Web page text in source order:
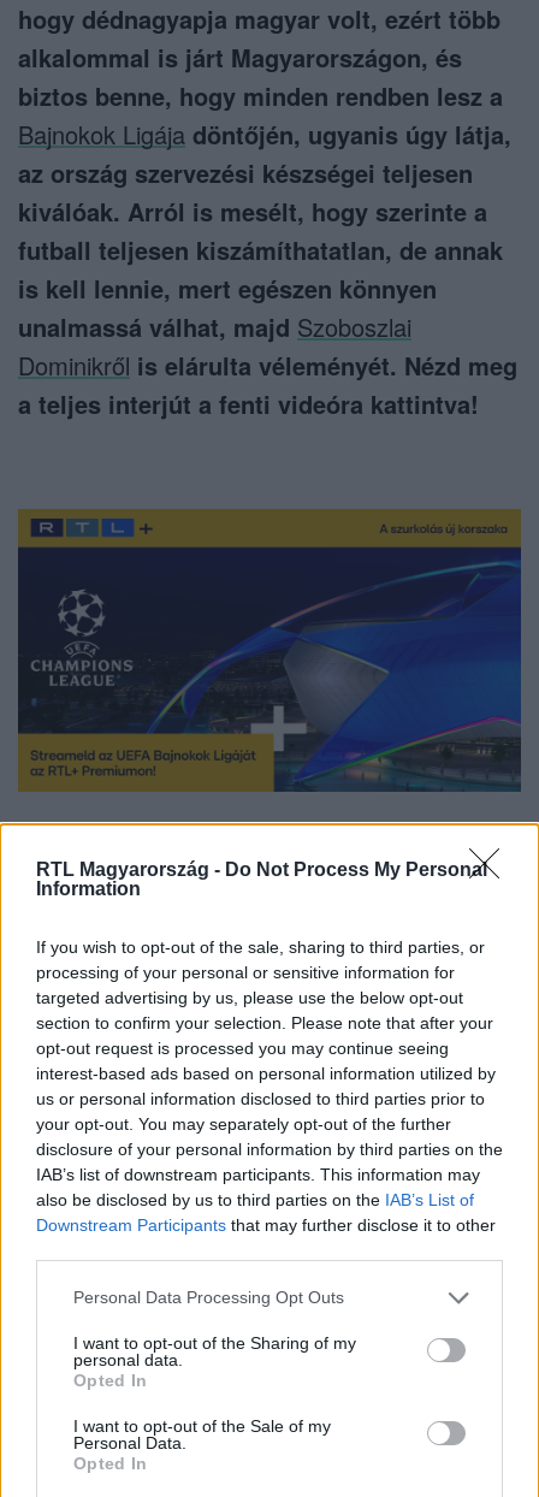
RTL Magyarország - Do Not Process My Personal
Information
If you wish to opt-out of the sale, sharing to third parties, or
processing of your personal or sensitive information for
targeted advertising by us, please use the below opt-out
section to confirm your selection. Please note that after your
opt-out request is processed you may continue seeing
interest-based ads based on personal information utilized by
us or personal information disclosed to third parties prior to
your opt-out. You may separately opt-out of the further
disclosure of your personal information by third parties on the
IAB’s list of downstream participants. This information may
also be disclosed by us to third parties on the IAB’s List of
Downstream Participants that may further disclose it to other
Please note that this website/app uses one or more Google
not limited to your visit or usage behaviour. You may click to
grant or deny consent to Google and its third-party tags to
use your data for below specified purposes in below Google
consent section.
Personal Data Processing Opt Outs
I want to opt-out of the Sharing of my
personal data.
Opted In
I want to opt-out of the Sale of my
Personal Data.
Opted In
hogy dédnagyapja magyar volt, ezért több
alkalommal is járt Magyarországon, és
biztos benne, hogy minden rendben lesz a
Bajnokok Ligája döntőjén, ugyanis úgy látja,
az ország szervezési készségei teljesen
kiválóak. Arról is mesélt, hogy szerinte a
futball teljesen kiszámíthatatlan, de annak
is kell lennie, mert egészen könnyen
unalmassá válhat, majd Szoboszlai
Dominikről is elárulta véleményét. Nézd meg
a teljes interjút a fenti videóra kattintva!
Kattints és streameld az 2025/2026-os UEFA Bajnokok Ligája,
Európa Liga és Konferencia Liga szezon mérkőzéseit
szeptembertől az
RTL+ Premiumon
Itt állítsd be, hogy az RTL.hu az elsők között
legyen a Google-találatokban!
Facebookon is!
Követem